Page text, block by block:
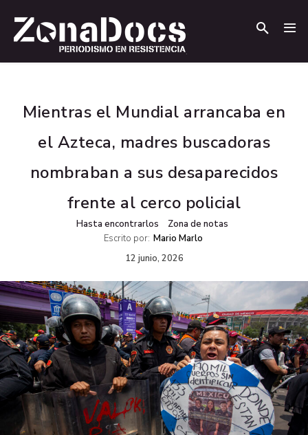
Mientras el Mundial arrancaba en
el Azteca, madres buscadoras
nombraban a sus desaparecidos
frente al cerco policial
Hasta encontrarlos
Zona de notas
Escrito por: Mario Marlo
12 junio, 2026